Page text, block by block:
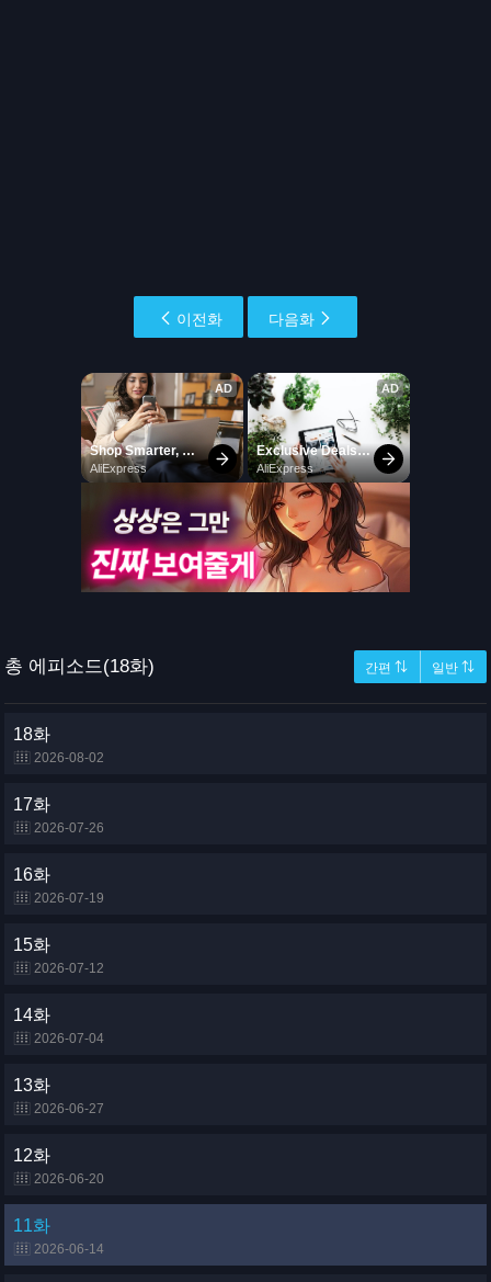
이전화 다음화
총 에피소드(18화) 간편 ⇅ 일반 ⇅
18화
2026-08-02
17화
2026-07-26
16화
2026-07-19
15화
2026-07-12
14화
2026-07-04
13화
2026-06-27
12화
2026-06-20
11화
2026-06-14